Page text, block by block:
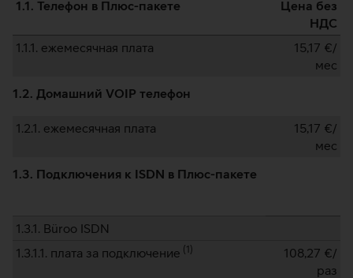
Плюс-
1.1. Телефон в Плюс-пакете
Цена без
НДС
1.1.1. ежемесячная плата
15,17 €/
мес
1.2. Домашний VOIP телефон
1.2.1. ежемесячная плата 15,17 €/
мес
1.3. Подключения к ISDN в Плюс-пакете
1.3.1. Büroo ISDN
1.3.1.1. плата за подключение (1 ) 108,27 €/
раз